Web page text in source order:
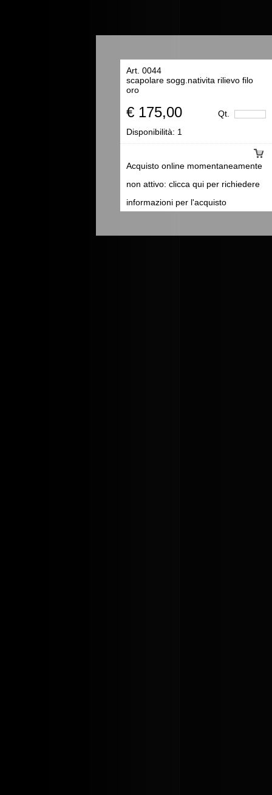
Art. 0044
scapolare sogg.nativita rilievo filo
oro
€ 175,00 Qt.
Acquisto online momentaneamente
non attivo: clicca qui per richiedere
informazioni per l'acquisto
Disponibilità: 1